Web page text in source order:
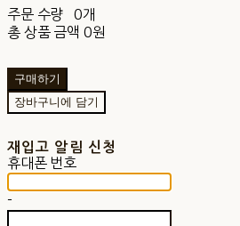
주문 수량
0개
총 상품 금액 0원
구매하기
장바구니에 담기
재입고 알림 신청
휴대폰 번호
-